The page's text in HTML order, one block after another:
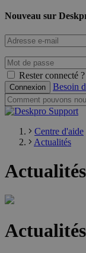
Nouveau sur
Rester connecté ?
Besoin
Centre d'aide
Actualités
Actualités